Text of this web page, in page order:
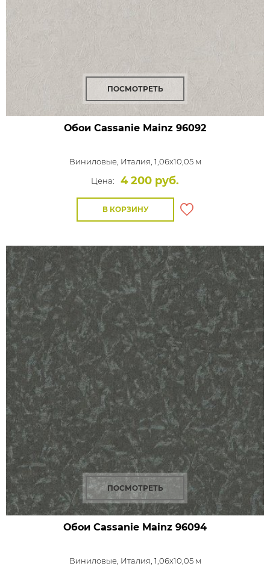
ПОСМОТРЕТЬ
Обои Cassanie Mainz 96092
Виниловые, Италия, 1,06x10,05 м
Цена:
4 200 руб.
В КОРЗИНУ
ПОСМОТРЕТЬ
Обои Cassanie Mainz 96094
Виниловые, Италия, 1,06x10,05 м